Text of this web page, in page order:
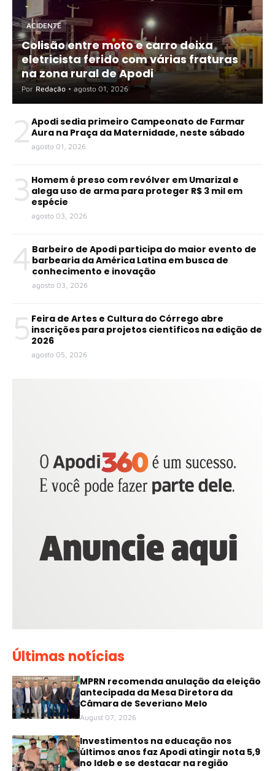
ACIDENTE
Colisão entre moto e carro deixa
eletricista ferido com várias fraturas
na zona rural de Apodi
Por Redação • agosto 01, 2026
2 Apodi sedia primeiro Campeonato de Farmar
Aura na Praça da Maternidade, neste sábado
agosto 01, 2026
3 Homem é preso com revólver em Umarizal e
alega uso de arma para proteger R$ 3 mil em
espécie
agosto 03, 2026
4 Barbeiro de Apodi participa do maior evento de
barbearia da América Latina em busca de
conhecimento e inovação
agosto 03, 2026
5 Feira de Artes e Cultura do Córrego abre
inscrições para projetos científicos na edição de
2026
agosto 05, 2026
Últimas notícias
MPRN recomenda anulação da eleição
antecipada da Mesa Diretora da
Câmara de Severiano Melo
August 07, 2026
Investimentos na educação nos
últimos anos faz Apodi atingir nota 5,9
no Ideb e se destacar na região